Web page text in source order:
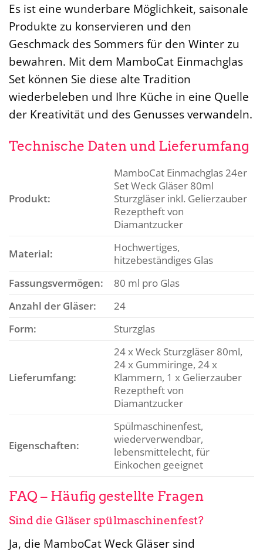
Es ist eine wunderbare Möglichkeit, saisonale
Produkte zu konservieren und den
Geschmack des Sommers für den Winter zu
bewahren. Mit dem MamboCat Einmachglas
Set können Sie diese alte Tradition
wiederbeleben und Ihre Küche in eine Quelle
der Kreativität und des Genusses verwandeln.
Technische Daten und Lieferumfang
Produkt:
MamboCat Einmachglas 24er
Set Weck Gläser 80ml
Sturzgläser inkl. Gelierzauber
Rezeptheft von
Diamantzucker
Material:
Hochwertiges,
hitzebeständiges Glas
Fassungsvermögen:
80 ml pro Glas
Anzahl der Gläser:
24
Form:
Sturzglas
Lieferumfang:
24 x Weck Sturzgläser 80ml,
24 x Gummiringe, 24 x
Klammern, 1 x Gelierzauber
Rezeptheft von
Diamantzucker
Eigenschaften:
Spülmaschinenfest,
wiederverwendbar,
lebensmittelecht, für
Einkochen geeignet
FAQ – Häufig gestellte Fragen
Sind die Gläser spülmaschinenfest?
Ja, die MamboCat Weck Gläser sind